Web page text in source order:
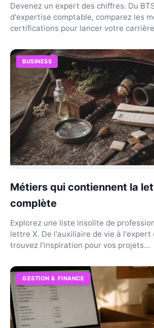
Devenez un expert des chiffres. Du
d'expertise comptable, comparez les
certifications pour lancer votre
BUSINESS
Métiers qui contiennent la
complète
Explorez une liste insolite de
lettre X. De l'auxiliaire de vie à l'expert
trouvez l'inspiration pour vos projets...
GESTION & FINANCE